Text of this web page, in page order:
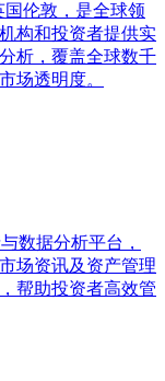
国伦敦，是全球领
构和投资者提供实
析，覆盖全球数千
场透明度。
数据分析平台，
场资讯及资产管理
帮助投资者高效管